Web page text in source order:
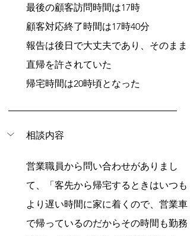
最後の顧客訪問時間は17時
顧客対応終了時間は17時40分
報告は後日で大丈夫であり、そのまま
直帰を許されていた
帰宅時間は20時頃となった
相談内容
営業職員から問い合わせがありまし
て、「客先から帰宅するときはいつも
より遅い時間に家に着くので、営業車
で帰っているのだからその時間も勤務